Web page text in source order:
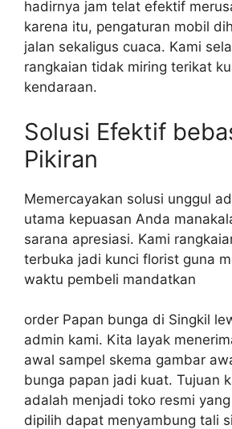
hadirnya jam telat efektif
karena itu, pengaturan mobil
jalan sekaligus cuaca. Kami
rangkaian tidak miring terikat
kendaraan.
Solusi Efektif
Pikiran
Memercayakan solusi unggul
utama kepuasan Anda
sarana apresiasi. Kami
terbuka jadi kunci florist guna
waktu pembeli mandatkan
order Papan bunga di Singkil
admin kami. Kita layak
awal sampel skema gambar
bunga papan jadi kuat. Tujuan
adalah menjadi toko resmi
dipilih dapat menyambung tali